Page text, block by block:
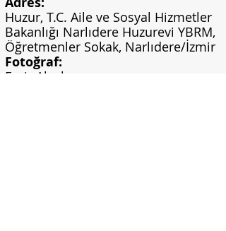
Huzur, T.C. Aile ve Sosyal Hizmetler
Bakanlığı Narlıdere Huzurevi YBRM,
Öğretmenler Sokak, Narlıdere/İzmir
Fotoğraf:
Emir Alışık